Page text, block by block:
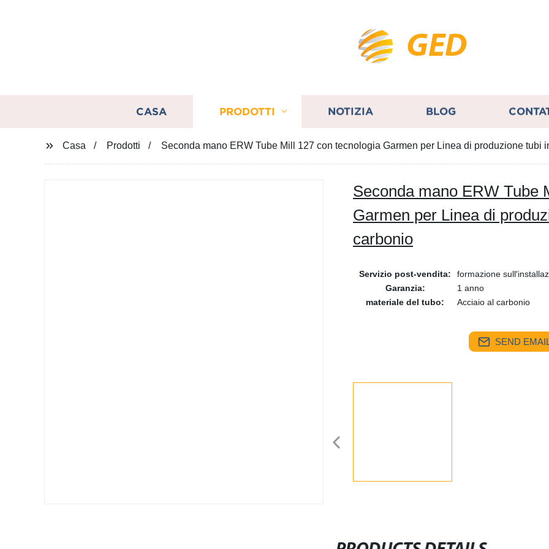
GED
CASA PRODOTTI NOTIZIA BLOG
Casa Prodotti Seconda mano ERW Tube Mill 127 con tecnologia Garmen per Linea di produzione tubi
Seconda mano ERW Tube
Garmen per Linea di
carbonio
Servizio post-vendita:
formazione
Garanzia:
1 anno
materiale del tubo:
Acciaio al carbonio
SEND